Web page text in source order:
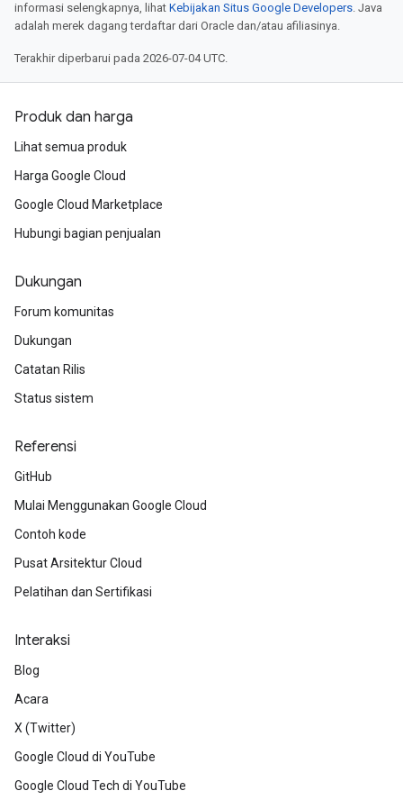
informasi selengkapnya, lihat Kebijakan Situs Google Developers. Java
adalah merek dagang terdaftar dari Oracle dan/atau afiliasinya.
Terakhir diperbarui pada 2026-07-04 UTC.
Produk dan harga
Lihat semua produk
Harga Google Cloud
Google Cloud Marketplace
Hubungi bagian penjualan
Dukungan
Forum komunitas
Dukungan
Catatan Rilis
Status sistem
Referensi
GitHub
Mulai Menggunakan Google Cloud
Contoh kode
Pusat Arsitektur Cloud
Pelatihan dan Sertifikasi
Interaksi
Blog
Acara
X (Twitter)
Google Cloud di YouTube
Google Cloud Tech di YouTube